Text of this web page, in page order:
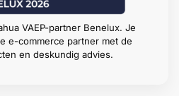
VAEP-partner Benelux. Je
e-commerce partner met de
en deskundig advies.